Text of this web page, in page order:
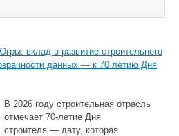
вклад в развитие строительного
данных — к 70 летию Дня
В 2026 году строительная отрасль
отмечает 70‑летие Дня
строителя — дату, которая